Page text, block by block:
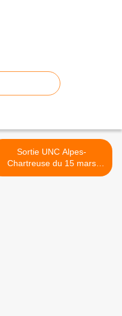
Sortie UNC Alpes-
Chartreuse du 15 mars
2024 à Lyon >